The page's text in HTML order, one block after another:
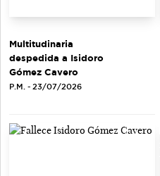
Multitudinaria
despedida a Isidoro
Gómez Cavero
P.M. - 23/07/2026